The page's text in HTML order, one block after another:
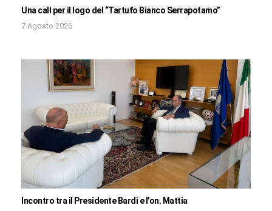
Una call per il logo del “Tartufo Bianco Serrapotamo”
7 Agosto 2026
Incontro tra il Presidente Bardi e l’on. Mattia